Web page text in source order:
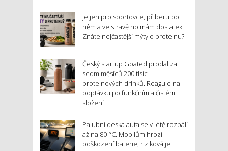
Je jen pro sportovce, přiberu po
něm a ve stravě ho mám dostatek.
Znáte nejčastější mýty o proteinu?
Český startup Goated prodal za
sedm měsíců 200 tisíc
proteinových drinků. Reaguje na
poptávku po funkčním a čistém
složení
Palubní deska auta se v létě rozpálí
až na 80 °C. Mobilům hrozí
poškození baterie, riziková je i